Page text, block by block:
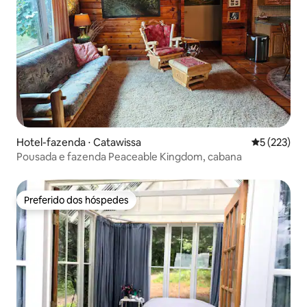
Hotel-fazenda ⋅ Catawissa 5 de uma
5 (223)
Pousada e fazenda Peaceable Kingdom, cabana
Preferido dos hóspedes
Preferido dos hóspedes